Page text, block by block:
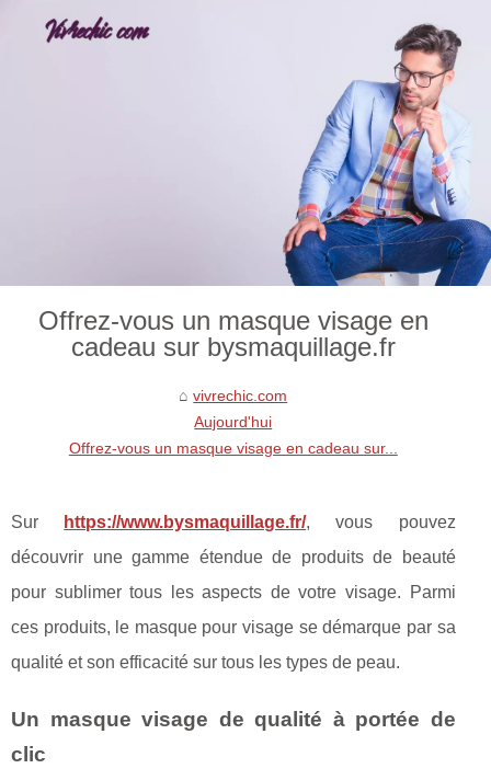
Offrez-vous un masque visage en
cadeau sur bysmaquillage.fr
vivrechic.com
Aujourd'hui
Offrez-vous un masque visage en cadeau sur...
Sur https://www.bysmaquillage.fr/, vous pouvez
découvrir une gamme étendue de produits de beauté
pour sublimer tous les aspects de votre visage. Parmi
ces produits, le masque pour visage se démarque par sa
qualité et son efficacité sur tous les types de peau.
Un masque visage de qualité à portée de
clic